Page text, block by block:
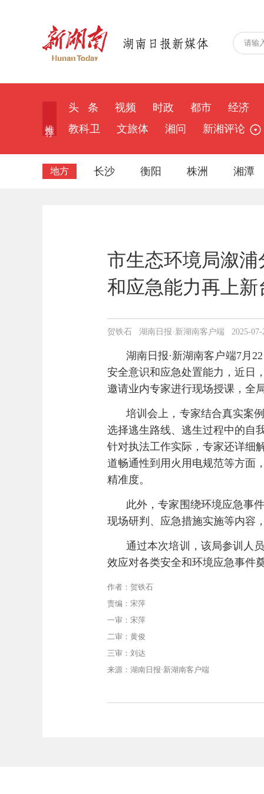
头 条 视频 时政 都市
经济
教科卫
文旅体 湘问 新湘评论
地方 长沙 衡阳 株洲 湘潭
市生态环境局溆
和应急能力再上新
贺铁石 湖南日报·新湖南客户端 2025-07-
湖南日报·新湖南客户端7月
安全意识和应急处置能力，近日
邀请业内专家进行现场授课，全
培训会上，专家结合真实案
选择逃生路线、逃生过程中的自
针对执法工作实际，专家还详细
道畅通性到用火用电规范等方面
精准度。
此外，专家围绕环境应急事
现场研判、应急措施实施等内容
通过本次培训，该局参训人
效应对各类安全和环境应急事件
作者：贺铁石
责编：宋萍
一审：宋萍
二审：黄俊
三审：刘达
来源：湖南日报·新湖南客户端